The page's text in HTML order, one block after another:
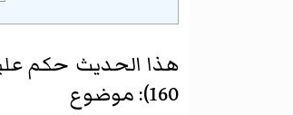
هذا الحديث حكم
160): موضوع